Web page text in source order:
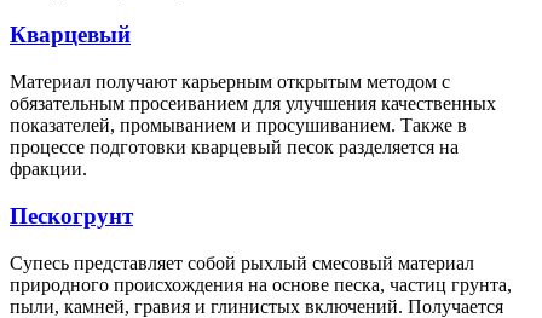
Кварцевый
Материал получают карьерным открытым методом с
обязательным просеиванием для улучшения качественных
показателей, промыванием и просушиванием. Также в
процессе подготовки кварцевый песок разделяется на
фракции.
Пескогрунт
Супесь представляет собой рыхлый смесовый материал
природного происхождения на основе песка, частиц грунта,
пыли, камней, гравия и глинистых включений. Получается